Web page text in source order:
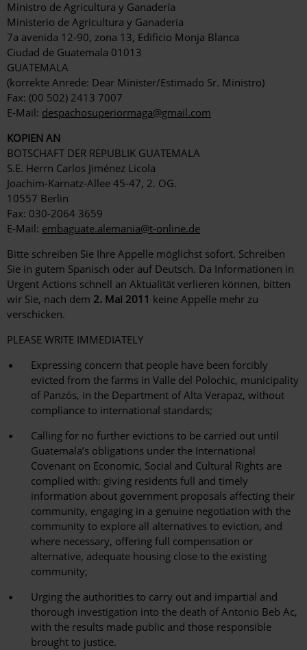
Ministro de Agricultura y Ganadería
Ministerio de Agricultura y Ganadería
7a avenida 12-90, zona 13, Edificio Monja Blanca
Ciudad de Guatemala 01013
GUATEMALA
(korrekte Anrede: Dear Minister/Estimado Sr. Ministro)
Fax: (00 502) 2413 7007
E-Mail: despachosuperiormaga@gmail.com
KOPIEN AN
BOTSCHAFT DER REPUBLIK GUATEMALA
S.E. Herrn Carlos Jiménez Licola
Joachim-Karnatz-Allee 45-47, 2. OG.
10557 Berlin
Fax: 030-2064 3659
E-Mail: embaguate.alemania@t-online.de
Bitte schreiben Sie Ihre Appelle möglichst sofort. Schreiben
Sie in gutem Spanisch oder auf Deutsch. Da Informationen in
Urgent Actions schnell an Aktualität verlieren können, bitten
wir Sie, nach dem 2. Mai 2011 keine Appelle mehr zu
verschicken.
PLEASE WRITE IMMEDIATELY
Expressing concern that people have been forcibly
evicted from the farms in Valle del Polochic, municipality
of Panzós, in the Department of Alta Verapaz, without
compliance to international standards;
Calling for no further evictions to be carried out until
Guatemala’s obligations under the International
Covenant on Economic, Social and Cultural Rights are
complied with: giving residents full and timely
information about government proposals affecting their
community, engaging in a genuine negotiation with the
community to explore all alternatives to eviction, and
where necessary, offering full compensation or
alternative, adequate housing close to the existing
community;
Urging the authorities to carry out and impartial and
thorough investigation into the death of Antonio Beb Ac,
with the results made public and those responsible
brought to justice.